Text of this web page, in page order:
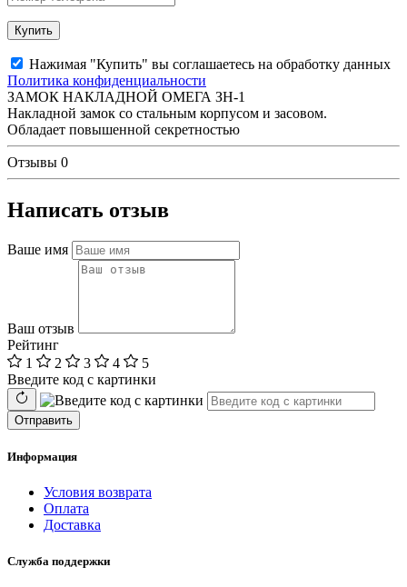
Купить
Нажимая "Купить" вы соглашаетесь на обработку данных
Политика конфиденциальности
ЗАМОК НАКЛАДНОЙ ОМЕГА ЗН-1
Накладной замок со стальным корпусом и засовом.
Обладает повышенной секретностью
Отзывы 0
Написать отзыв
Ваше имя
Ваш отзыв
Рейтинг
1
2 3 4
5
Введите код с картинки
Отправить
Информация
Условия возврата
Оплата
Доставка
Служба поддержки